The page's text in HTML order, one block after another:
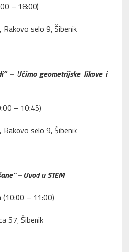
– 18:00)
Rakovo selo 9, Šibenik
– Učimo geometrijske likove i
– 10:45)
Rakovo selo 9, Šibenik
– Uvod u STEM
(10:00 – 11:00)
57, Šibenik